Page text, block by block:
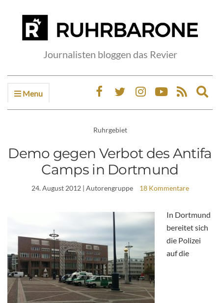
Journalisten bloggen das Revier
Menu
Ruhrgebiet
Demo gegen Verbot des Antifa
Camps in Dortmund
24. August 2012| Autorengruppe 18 Kommentare
In Dortmund
bereitet sich
die Polizei
auf die